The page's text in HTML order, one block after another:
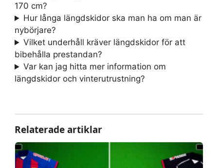
170 cm?
Hur långa längdskidor ska man ha om man är
nybörjare?
Vilket underhåll kräver längdskidor för att
bibehålla prestandan?
Var kan jag hitta mer information om
längdskidor och vinterutrustning?
Relaterade artiklar